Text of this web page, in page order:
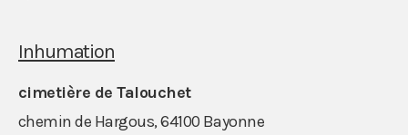
Inhumation
cimetière de Talouchet
chemin de Hargous, 64100 Bayonne